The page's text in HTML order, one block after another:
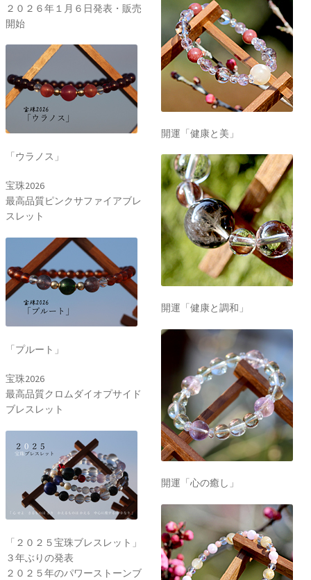
２０２６年１月６日発表・販売
開始
「ウラノス」
宝珠2026
最高品質ピンクサファイアブレ
スレット
「プルート」
宝珠2026
最高品質クロムダイオプサイド
ブレスレット
「２０２５宝珠ブレスレット」
３年ぶりの発表
２０２５年のパワーストーンブ
開運「健康と美」
開運「健康と調和」
開運「心の癒し」